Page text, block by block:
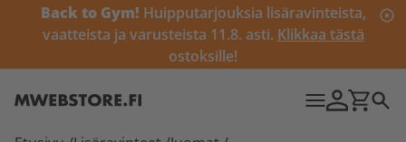
Back to Gym! Huipputarjouksia lisäravinteista,
vaatteista ja varusteista 11.8. asti. Klikkaa tästä
ostoksille!